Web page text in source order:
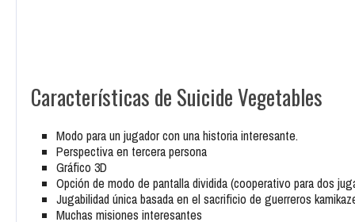
Características de Suicide Vegetables
Modo para un jugador con una historia interesante.
Perspectiva en tercera persona
Gráfico 3D
Opción de modo de pantalla dividida (cooperativo para dos
Jugabilidad única basada en el sacrificio de guerreros
Muchas misiones interesantes